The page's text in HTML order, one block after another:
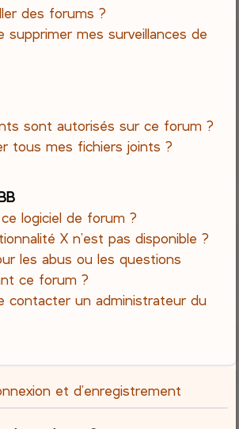
des forums ?
supprimer mes surveillances de
sont autorisés sur ce forum ?
tous mes fichiers joints ?
logiciel de forum ?
X n’est pas disponible ?
les abus ou les questions
ce forum ?
contacter un administrateur du
et d’enregistrement